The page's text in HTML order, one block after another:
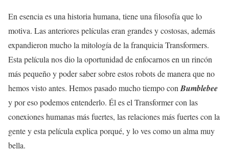
En esencia es una historia humana, tiene una filosofía que lo
motiva. Las anteriores películas eran grandes y costosas, además
expandieron mucho la mitología de la franquicia Transformers.
Esta película nos dio la oportunidad de enfocarnos en un rincón
más pequeño y poder saber sobre estos robots de manera que no
hemos visto antes. Hemos pasado mucho tiempo con Bumblebee
y por eso podemos entenderlo. Él es el Transformer con las
conexiones humanas más fuertes, las relaciones más fuertes con la
gente y esta película explica porqué, y lo ves como un alma muy
bella.